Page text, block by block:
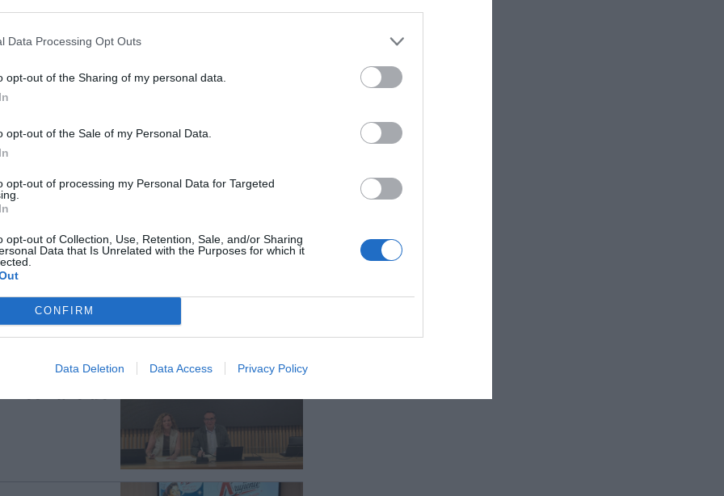
Data Processing Opt Outs
opt-out of the Sharing of my personal data.
opt-out of the Sale of my Personal Data.
opt-out of processing my Personal Data for Targeted
opt-out of Collection, Use, Retention, Sale, and/or Sharing
Data that Is Unrelated with the Purposes for which it
CONFIRM
Data Deletion Data Access Privacy Policy
Valenciana
una
su
148.000
Faro de